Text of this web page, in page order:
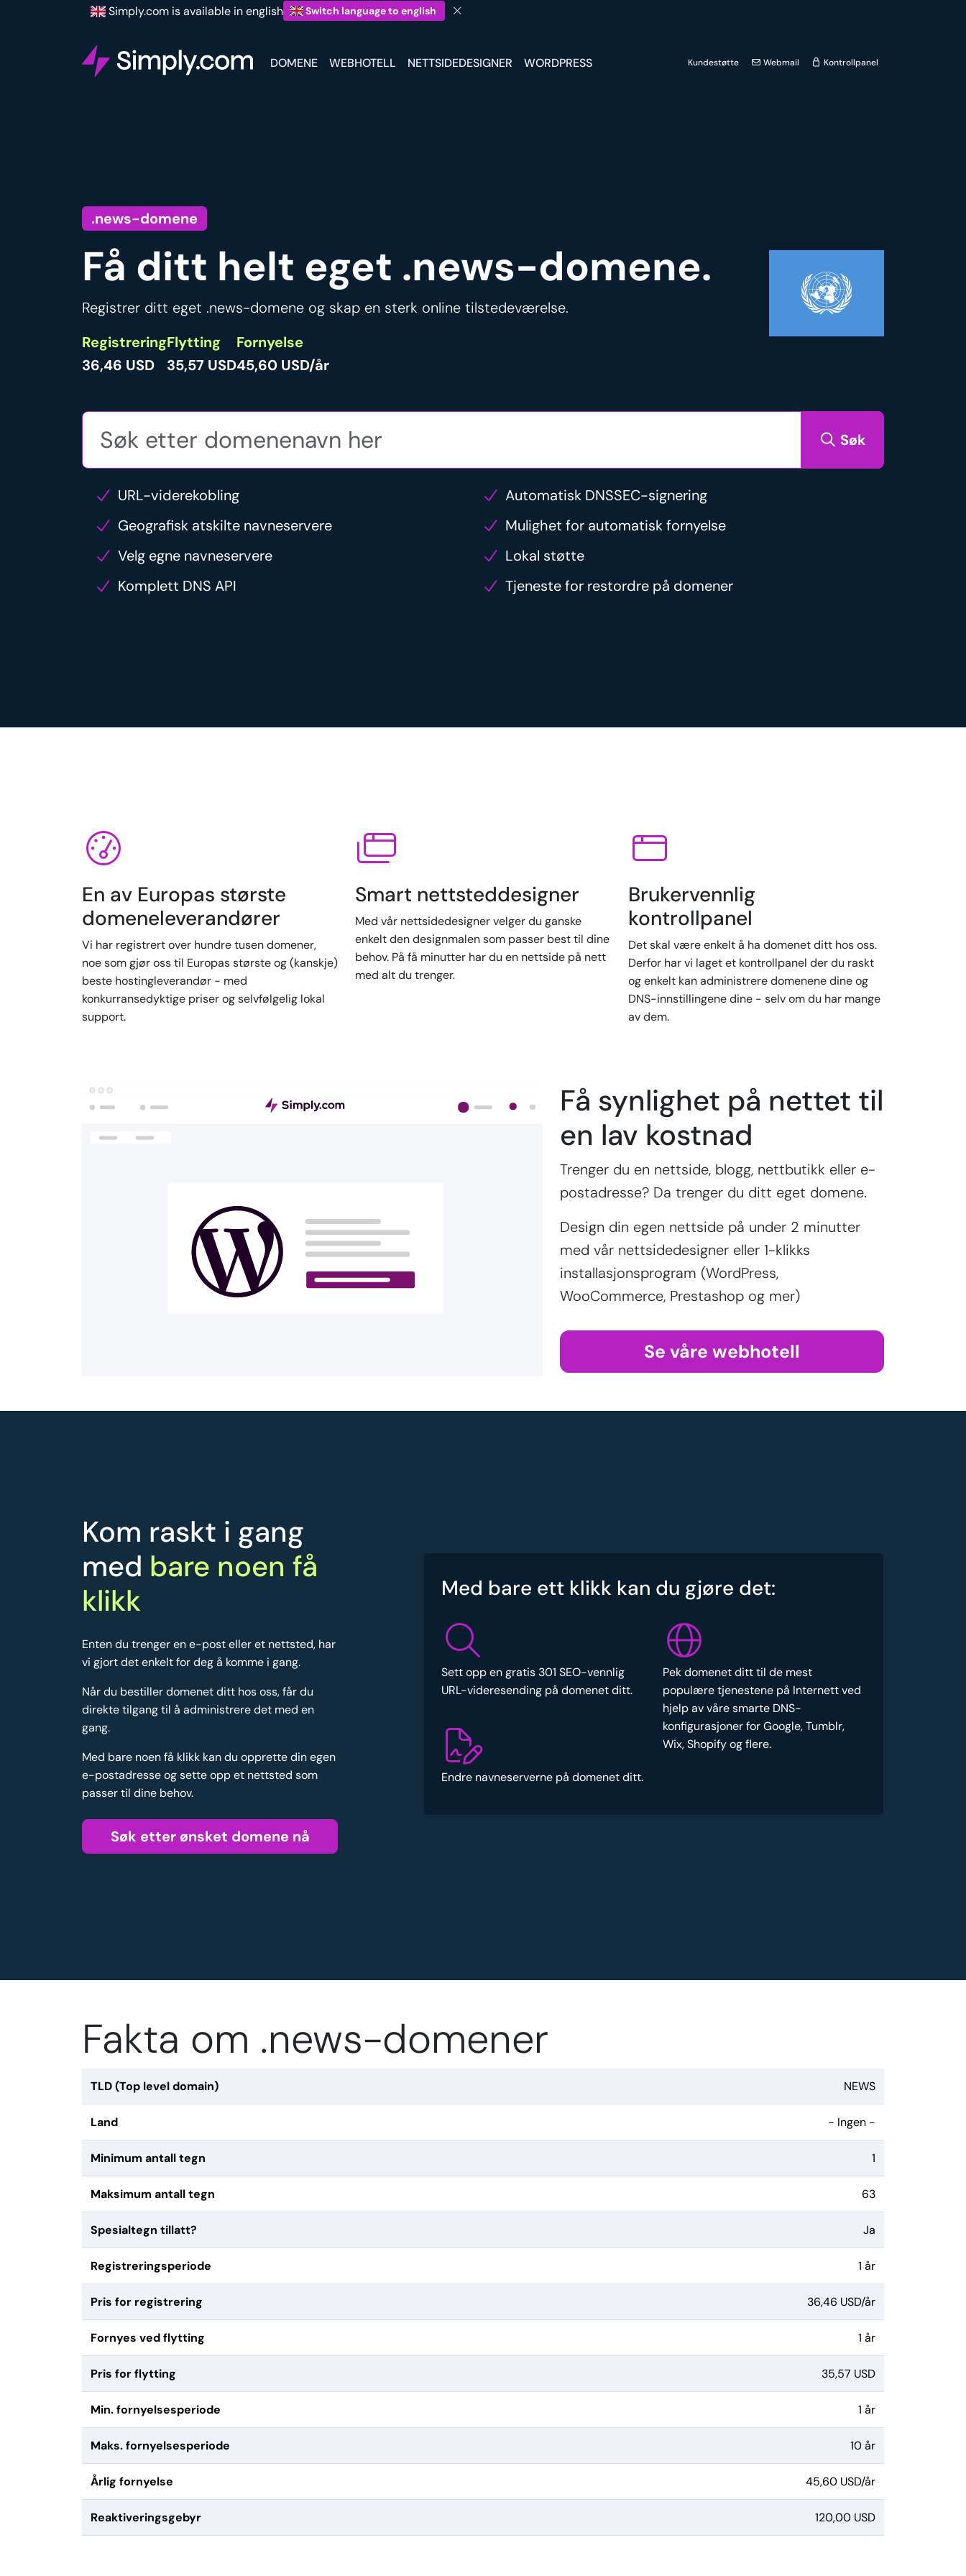
Simply.com is available in english Switch language to english
DOMENE WEBHOTELL NETTSIDEDESIGNER WORDPRESS Kundestøtte Webmail Kontrollpanel
.news-domene
Få ditt helt eget .news-domene.
Registrer ditt eget .news-domene og skap en sterk online tilstedeværelse.
Registrering
36,46 USD
Flytting
35,57 USD
Fornyelse
45,60 USD/år
Søk
URL-viderekobling
Automatisk DNSSEC-signering
Geografisk atskilte navneservere
Mulighet for automatisk fornyelse
Velg egne navneservere
Lokal støtte
Komplett DNS API
Tjeneste for restordre på domener
En av Europas største
domeneleverandører
Vi har registrert over hundre tusen domener,
noe som gjør oss til Europas største og (kanskje)
beste hostingleverandør - med
konkurransedyktige priser og selvfølgelig lokal
support.
Smart nettsteddesigner
Med vår nettsidedesigner velger du ganske
enkelt den designmalen som passer best til dine
behov. På få minutter har du en nettside på nett
med alt du trenger.
Brukervennlig
kontrollpanel
Det skal være enkelt å ha domenet ditt hos oss.
Derfor har vi laget et kontrollpanel der du raskt
og enkelt kan administrere domenene dine og
DNS-innstillingene dine - selv om du har mange
av dem.
Få synlighet på nettet til
en lav kostnad
Trenger du en nettside, blogg, nettbutikk eller e-
postadresse? Da trenger du ditt eget domene.
Design din egen nettside på under 2 minutter
med vår nettsidedesigner eller 1-klikks
installasjonsprogram (WordPress,
WooCommerce, Prestashop og mer)
Se våre webhotell
Kom raskt i gang
med bare noen få
klikk
Enten du trenger en e-post eller et nettsted, har
vi gjort det enkelt for deg å komme i gang.
Når du bestiller domenet ditt hos oss, får du
direkte tilgang til å administrere det med en
gang.
Med bare noen få klikk kan du opprette din egen
e-postadresse og sette opp et nettsted som
passer til dine behov.
Søk etter ønsket domene nå
Med bare ett klikk kan du gjøre det:
Sett opp en gratis 301 SEO-vennlig
URL-videresending på domenet ditt.
Endre navneserverne på domenet ditt.
Pek domenet ditt til de mest
populære tjenestene på Internett ved
hjelp av våre smarte DNS-
konfigurasjoner for Google, Tumblr,
Wix, Shopify og flere.
Fakta om .news-domener
TLD (Top level domain) NEWS
Land - Ingen -
Minimum antall tegn 1
Maksimum antall tegn 63
Spesialtegn tillatt? Ja
Registreringsperiode 1 år
Pris for registrering 36,46 USD/år
Fornyes ved flytting 1 år
Pris for flytting 35,57 USD
Min. fornyelsesperiode 1 år
Maks. fornyelsesperiode 10 år
Årlig fornyelse 45,60 USD/år
Reaktiveringsgebyr 120,00 USD